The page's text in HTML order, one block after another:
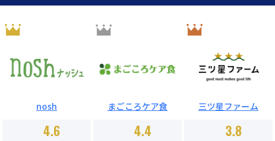
nosh まごころケア食 三ツ星ファーム
4.6 4.4 3.8